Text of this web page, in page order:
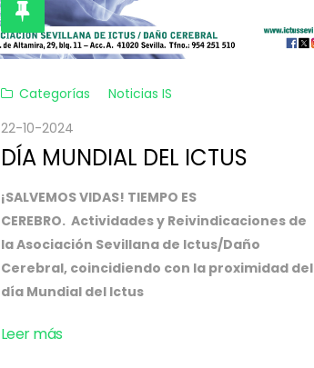
Categorías
Noticias IS
22-10-2024
DÍA MUNDIAL DEL ICTUS
¡SALVEMOS VIDAS! TIEMPO ES
CEREBRO. Actividades y Reivindicaciones de
la Asociación Sevillana de Ictus/Daño
Cerebral, coincidiendo con la proximidad del
día Mundial del Ictus
Leer más